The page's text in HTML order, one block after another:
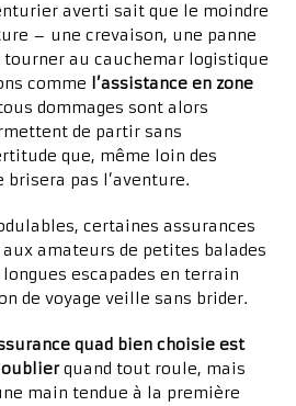
averti sait que le moindre
– une crevaison, une panne
tourner au cauchemar logistique
comme l’assistance en zone
dommages sont alors
de partir sans
que, même loin des
pas l’aventure.
certaines assurances
amateurs de petites balades
escapades en terrain
de voyage veille sans brider.
quad bien choisie est
quand tout roule, mais
main tendue à la première